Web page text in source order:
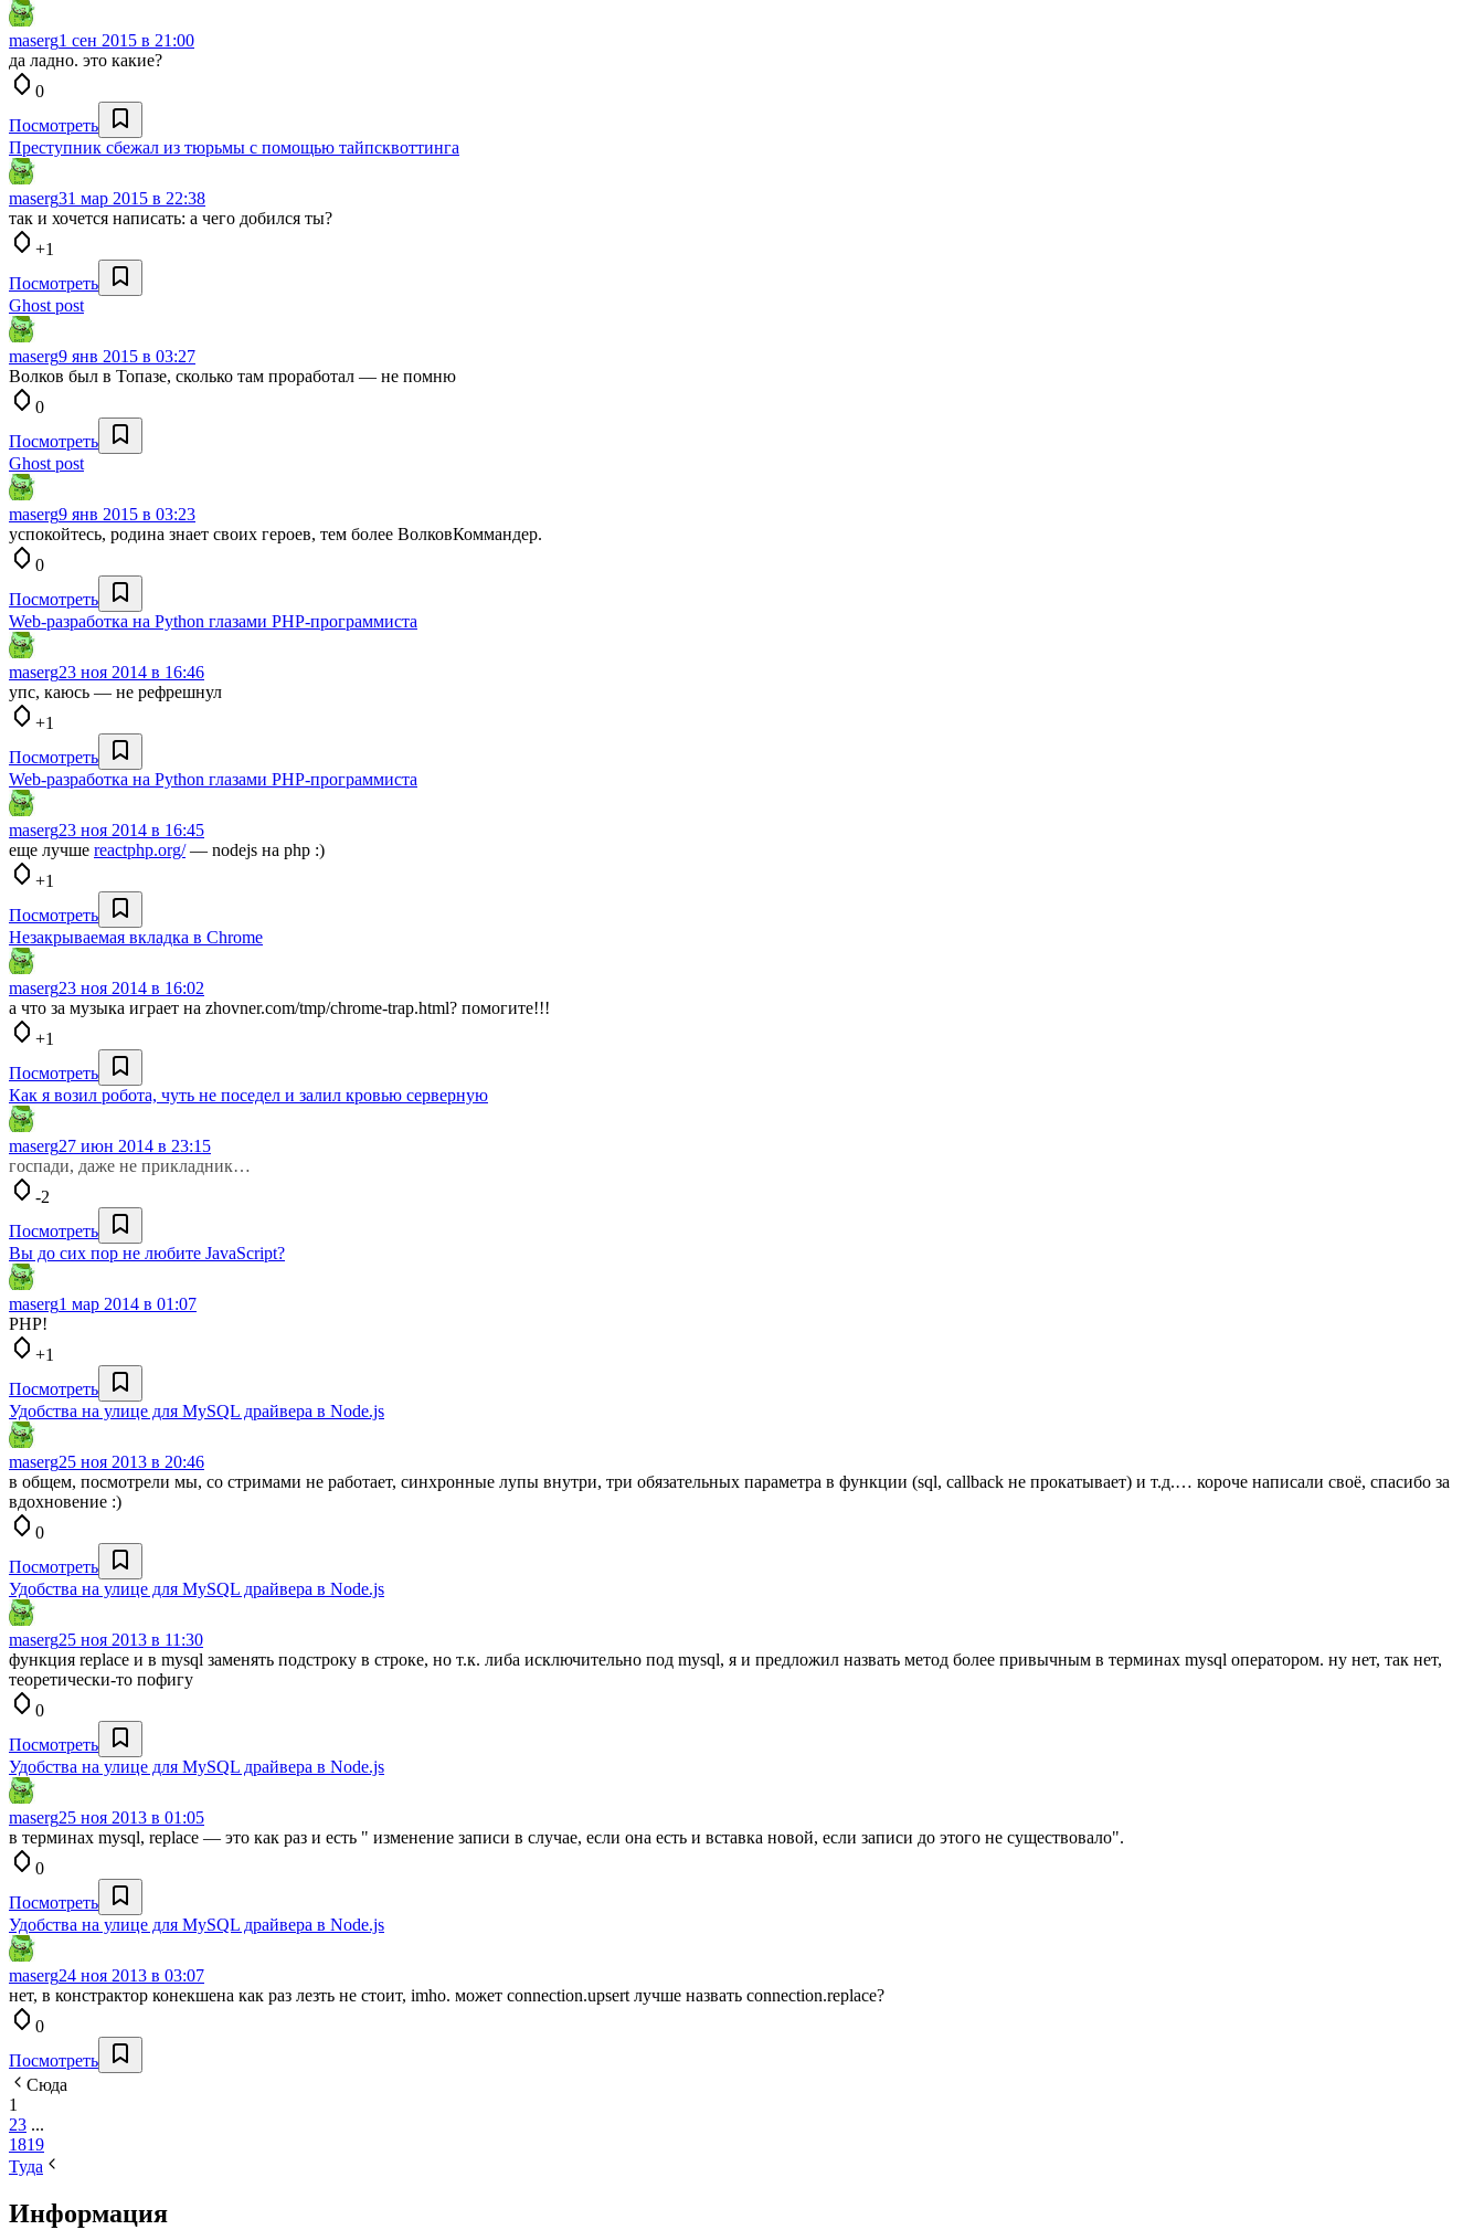
maserg1 сен 2015 в 21:00
да ладно. это какие?
0
Посмотреть
Преступник сбежал из тюрьмы с помощью тайпсквоттинга
maserg31 мар 2015 в 22:38
так и хочется написать: а чего добился ты?
+1
Посмотреть
Ghost post
maserg9 янв 2015 в 03:27
Волков был в Топазе, сколько там проработал — не помню
0
Посмотреть
Ghost post
maserg9 янв 2015 в 03:23
успокойтесь, родина знает своих героев, тем более ВолковКоммандер.
0
Посмотреть
Web-разработка на Python глазами PHP-программиста
maserg23 ноя 2014 в 16:46
упс, каюсь — не рефрешнул
+1
Посмотреть
Web-разработка на Python глазами PHP-программиста
maserg23 ноя 2014 в 16:45
еще лучше reactphp.org/— nodejs на php :)
+1
Посмотреть
Незакрываемая вкладка в Chrome
maserg23 ноя 2014 в 16:02
а что за музыка играет на zhovner.com/tmp/chrome-trap.html? помогите!!!
+1
Посмотреть
Как я возил робота, чуть не поседел и залил кровью серверную
maserg27 июн 2014 в 23:15
госпади, даже не прикладник…
-2
Посмотреть
Вы до сих пор не любите JavaScript?
maserg1 мар 2014 в 01:07
PHP!
+1
Посмотреть
Удобства на улице для MySQL драйвера в Node.js
maserg25 ноя 2013 в 20:46
в общем, посмотрели мы, со стримами не работает, синхронные лупы внутри, три обязательных параметра в функции (sql, callback не прокатывает) и т.д.… короче написали своё, спасибо за
вдохновение :)
0
Посмотреть
Удобства на улице для MySQL драйвера в Node.js
maserg25 ноя 2013 в 11:30
функция replace и в mysql заменять подстроку в строке, но т.к. либа исключительно под mysql, я и предложил назвать метод более привычным в терминах mysql оператором. ну нет, так нет,
теоретически-то пофигу
0
Посмотреть
Удобства на улице для MySQL драйвера в Node.js
maserg25 ноя 2013 в 01:05
в терминах mysql, replace — это как раз и есть " изменение записи в случае, если она есть и вставка новой, если записи до этого не существовало".
0
Посмотреть
Удобства на улице для MySQL драйвера в Node.js
maserg24 ноя 2013 в 03:07
нет, в констрактор конекшена как раз лезть не стоит, imho. может connection.upsert лучше назвать connection.replace?
0
Посмотреть
Сюда
1
23 ...
1819
Туда
Информация